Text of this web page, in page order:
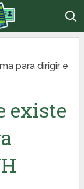
para dirigir e
existe